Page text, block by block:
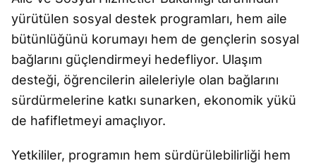
yürütülen sosyal destek programları, hem aile
bütünlüğünü korumayı hem de gençlerin sosyal
bağlarını güçlendirmeyi hedefliyor. Ulaşım
desteği, öğrencilerin aileleriyle olan bağlarını
sürdürmelerine katkı sunarken, ekonomik yükü
de hafifletmeyi amaçlıyor.
Yetkililer, programın hem sürdürülebilirliği hem